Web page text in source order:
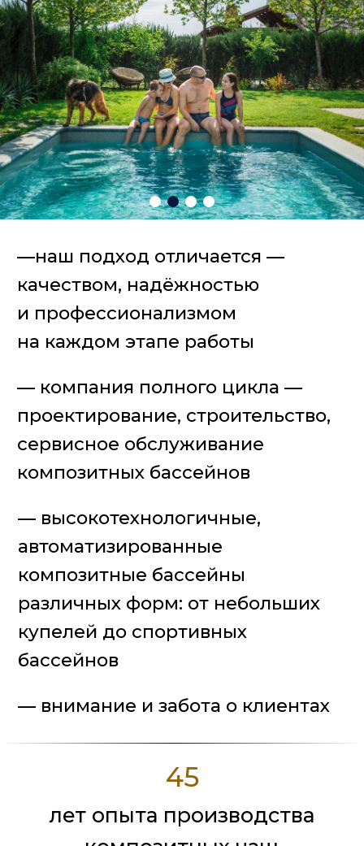
45
лет опыта производства
20
лет опыта производства
композитных бассейнов
строительства
20
лет гарантия
на чашу бассейна
— компания полного цикла —
проектирование, строительство,
сервисное обслуживание
композитных бассейнов
— внимание и забота о клиентах
— высокотехнологичные,
автоматизированные
композитные бассейны
различных форм: от небольших
купелей до спортивных
СМОТРИТЕ ВИДЕО